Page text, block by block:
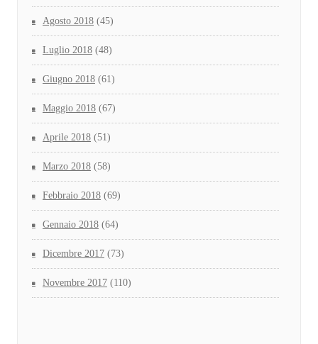
Agosto 2018 (45)
Luglio 2018 (48)
Giugno 2018 (61)
Maggio 2018 (67)
Aprile 2018 (51)
Marzo 2018 (58)
Febbraio 2018 (69)
Gennaio 2018 (64)
Dicembre 2017 (73)
Novembre 2017 (110)